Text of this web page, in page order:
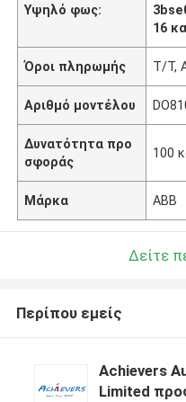
Υψηλό φως:
16
Όροι πληρωμής Τ/Τ,
Αριθμό μοντέλου
Δυνατότητα προ
σφοράς
100
Μάρκα ABB
Δείτε
Περίπου εμείς
Achievers
Limited